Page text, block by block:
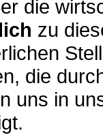
die
zu
die
uns in